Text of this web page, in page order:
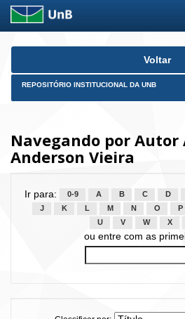
Skip
Voltar
REPOSITÓRIO INSTITUCIONAL DA UNB
Navegando por Autor
Anderson Vieira
Ir para: 0-9 A B C D
J
K L M N O P
U
V W X
ou entre com as